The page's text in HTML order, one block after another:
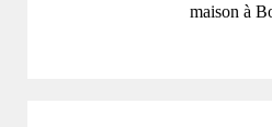
maison à